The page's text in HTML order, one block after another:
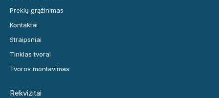
Prekių grąžinimas
Kontaktai
Straipsniai
Tinklas tvorai
Tvoros montavimas
Rekvizitai